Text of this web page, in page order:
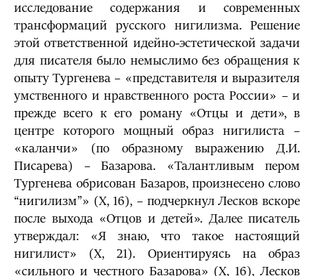
исследование содержа­ния и современных
трансформаций русского нигилизма. Решение
этой ответственной идейно-эстетической задачи
для писателя было немыслимо без обращения к
опыту Тургенева – «представителя и выразителя
умственного и нрав­ственного роста России» – и
прежде всего к его роману «Отцы и дети», в
центре которого мощный образ нигилиста –
«каланчи» (по образному выражению Д.И.
Писарева) – Базарова. «Талантливым пером
Тургенева обрисо­ван Базаров, произнесено слово
“ни­гилизм”» (X, 16), – подчеркнул Лесков вскоре
после выхода «Отцов и детей». Далее писатель
утверждал: «Я знаю, что такое настоя­щий
нигилист» (X, 21). Ориентируясь на образ
«сильного и честного Базарова» (X, 16), Лесков